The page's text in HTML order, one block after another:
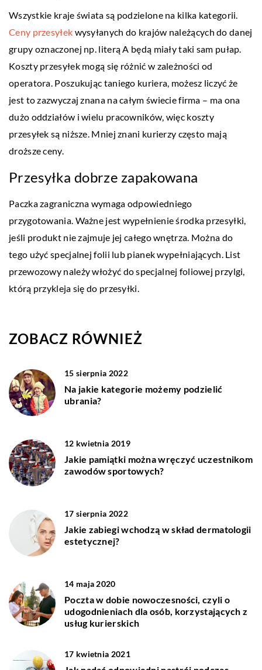
Wszystkie kraje świata są podzielone na kilka kategorii.
Ceny przesyłek wysyłanych do krajów należących do danej
grupy oznaczonej np. literą A będą miały taki sam pułap.
Koszty przesyłek mogą się różnić w zależności od
operatora. Poszukując taniego kuriera, możesz liczyć że
jest to zazwyczaj znana na całym świecie firma – ma ona
dużo oddziałów i wielu pracowników, więc koszty
przesyłek są niższe. Mniej znani kurierzy często mają
droższe ceny.
Przesyłka dobrze zapakowana
Paczka zagraniczna wymaga odpowiedniego
przygotowania. Ważne jest wypełnienie środka przesyłki,
jeśli produkt nie zajmuje jej całego wnętrza. Można do
tego użyć specjalnej folii lub pianek wypełniających. List
przewozowy należy włożyć do specjalnej foliowej przylgi,
którą przykleja się do przesyłki.
ZOBACZ RÓWNIEŻ
15 sierpnia 2022
Na jakie kategorie możemy podzielić
ubrania?
12 kwietnia 2019
Jakie pamiątki można wręczyć uczestnikom
zawodów sportowych?
17 sierpnia 2022
Jakie zabiegi wchodzą w skład dermatologii
estetycznej?
14 maja 2020
Poczta w dobie nowoczesności, czyli o
udogodnieniach dla osób, korzystających z
usług kurierskich
17 kwietnia 2021